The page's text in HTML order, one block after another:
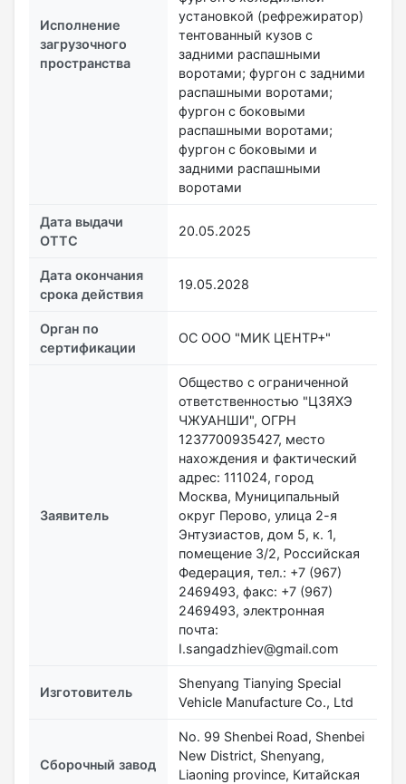
Исполнение
загрузочного
пространства
установкой (рефрежиратор)
тентованный кузов с
задними распашными
воротами; фургон с задними
распашными воротами;
фургон с боковыми
распашными воротами;
фургон с боковыми и
задними распашными
воротами
Дата выдачи
ОТТС
20.05.2025
Дата окончания
срока действия
19.05.2028
Орган по
сертификации
ОС ООО "МИК ЦЕНТР+"
Заявитель
Общество с ограниченной
ответственностью "ЦЗЯХЭ
ЧЖУАНШИ", ОГРН
1237700935427, место
нахождения и фактический
адрес: 111024, город
Москва, Муниципальный
округ Перово, улица 2-я
Энтузиастов, дом 5, к. 1,
помещение 3/2, Российская
Федерация, тел.: +7 (967)
2469493, факс: +7 (967)
2469493, электронная
почта:
I.sangadzhiev@gmail.com
Изготовитель
Shenyang Tianying Special
Vehicle Manufacture Co., Ltd
Сборочный завод
No. 99 Shenbei Road, Shenbei
New District, Shenyang,
Liaoning province, Китайская